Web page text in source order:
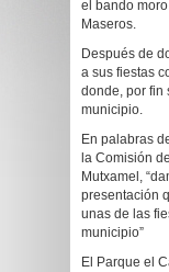
el bando
Maseros.
Después de
a sus fiestas
donde, por fin
municipio.
En palabras
la Comisión
Mutxamel,
presentación
unas de las
municipio”
El Parque el